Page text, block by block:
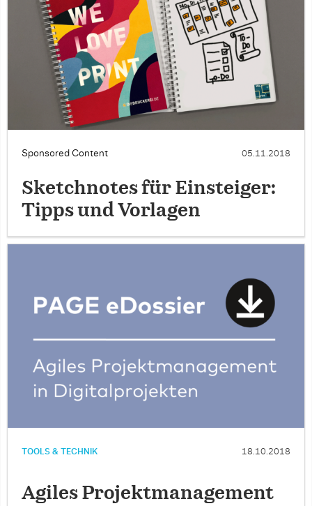
Sponsored Content 05.11.2018
Sketchnotes für Einsteiger:
Tipps und Vorlagen
TOOLS & TECHNIK 18.10.2018
Agiles Projektmanagement